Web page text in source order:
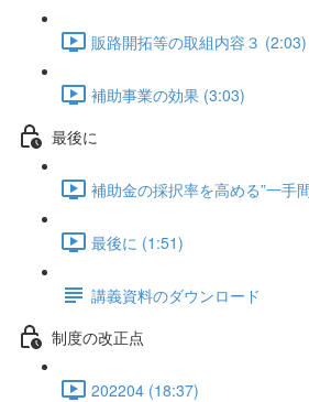
販路開拓等の取組内容３ (2:03)
補助事業の効果 (3:03)
最後に
補助金の採択率を高める”一手
最後に (1:51)
講義資料のダウンロード
制度の改正点
202204 (18:37)